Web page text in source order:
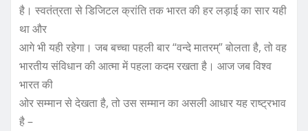
है। स्वतंत्रता से डिजिटल क्रांति तक भारत की हर लड़ाई का सार यही
था और
आगे भी यही रहेगा। जब बच्चा पहली बार “वन्दे मातरम्” बोलता है, तो वह
भारतीय संविधान की आत्मा में पहला कदम रखता है। आज जब विश्व
भारत की
ओर सम्मान से देखता है, तो उस सम्मान का असली आधार यह राष्ट्रभाव
है –